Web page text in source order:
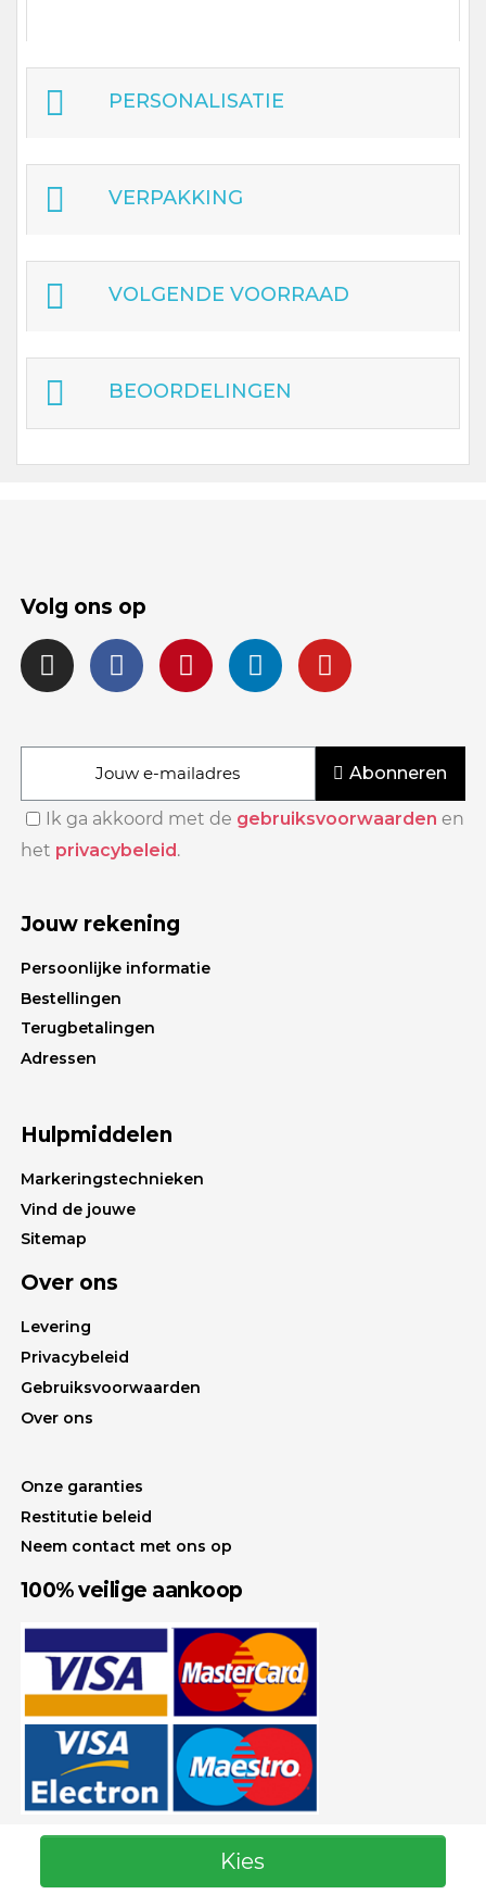
Kies
PERSONALISATIE
VERPAKKING
VOLGENDE VOORRAAD
BEOORDELINGEN
Volg ons op
Abonneren
Ik ga akkoord met de gebruiksvoorwaarden en
het privacybeleid.
Jouw rekening
Persoonlijke informatie
Bestellingen
Terugbetalingen
Adressen
Hulpmiddelen
Markeringstechnieken
Vind de jouwe
Sitemap
Over ons
Levering
Privacybeleid
Gebruiksvoorwaarden
Over ons
Onze garanties
Restitutie beleid
Neem contact met ons op
100% veilige aankoop